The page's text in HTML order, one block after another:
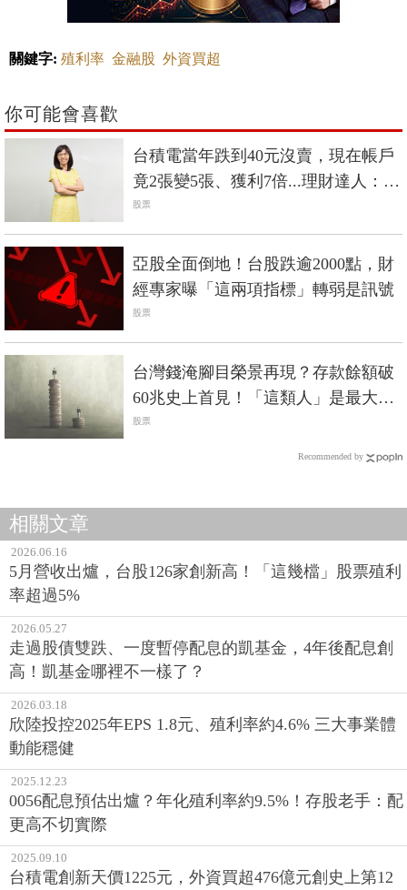
關鍵字: 殖利率 金融股 外資買超
你可能會喜歡
台積電當年跌到40元沒賣，現在帳戶
竟2張變5張、獲利7倍...理財達人：個
股賺5倍以上通常只有2種情況
股票
亞股全面倒地！台股跌逾2000點，財
經專家曝「這兩項指標」轉弱是訊號
股票
台灣錢淹腳目榮景再現？存款餘額破
60兆史上首見！「這類人」是最大贏
家
股票
Recommended by
相關文章
2026.06.16
5月營收出爐，台股126家創新高！「這幾檔」股票殖利
率超過5%
2026.05.27
走過股債雙跌、一度暫停配息的凱基金，4年後配息創
高！凱基金哪裡不一樣了？
2026.03.18
欣陸投控2025年EPS 1.8元、殖利率約4.6% 三大事業體
動能穩健
2025.12.23
0056配息預估出爐？年化殖利率約9.5%！存股老手：配
更高不切實際
2025.09.10
台積電創新天價1225元，外資買超476億元創史上第12